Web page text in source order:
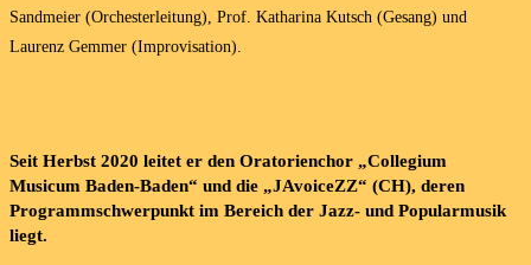
Sandmeier (Orchesterleitung), Prof. Katharina Kutsch (Gesang) und
Laurenz Gemmer (Improvisation).
Seit Herbst 2020 leitet er den Oratorienchor „Collegium
Musicum Baden-Baden“ und die „JAvoiceZZ“ (CH), deren
Programmschwerpunkt im Bereich der Jazz- und Popularmusik
liegt.